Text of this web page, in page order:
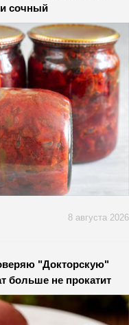
сочный
8 августа 2026
"Докторскую"
больше не прокатит